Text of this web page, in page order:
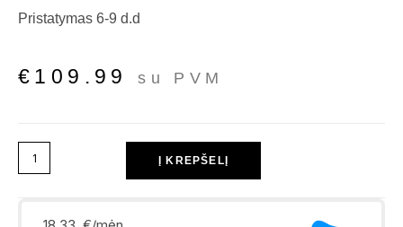
Pristatymas 6-9 d.d
€ 109.99 su PVM
Į KREPŠELĮ